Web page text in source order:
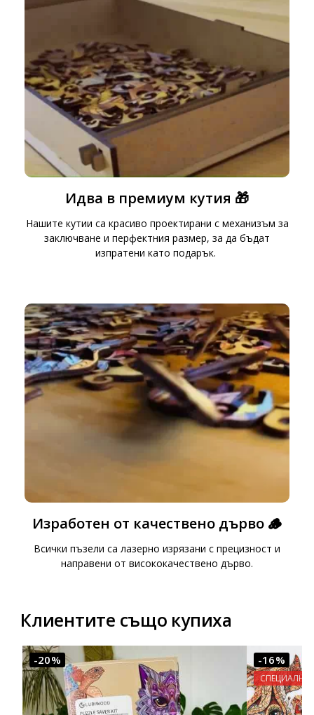
Идва в премиум кутия 🎁
Нашите кутии са красиво проектирани с механизъм за
заключване и перфектния размер, за да бъдат
изпратени като подарък.
Изработен от качествено дърво 🪵
Всички пъзели са лазерно изрязани с прецизност и
направени от висококачествено дърво.
Клиентите също купиха
-20% -16%